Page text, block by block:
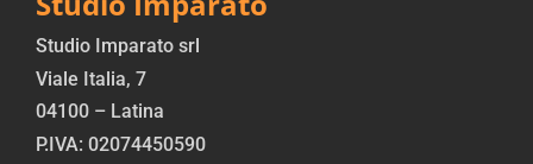
Studio Imparato srl
Viale Italia, 7
04100 – Latina
P.IVA: 02074450590